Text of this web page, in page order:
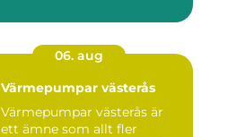
06. aug
Värmepumpar västerås
Värmepumpar västerås är
ett ämne som allt fler